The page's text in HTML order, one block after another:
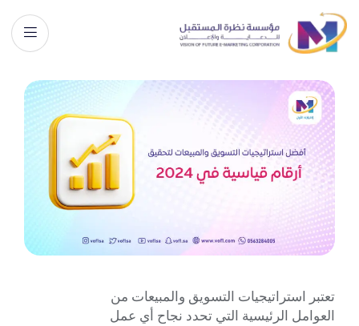
تعتبر استراتيجيات التسويق والمبيعات من
العوامل الرئيسية التي تحدد نجاح أي عمل